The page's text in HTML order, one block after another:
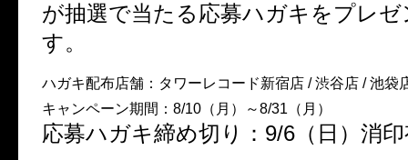
が抽選で当たる応募ハガキをプレ
す。
ハガキ配布店舗：タワーレコード新宿店 / 渋谷店 / 池袋
キャンペーン期間：8/10（月）～8/31（月）
応募ハガキ締め切り：9/6（日）消